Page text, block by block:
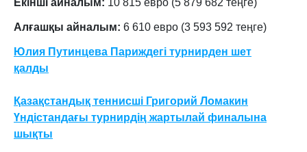
Екінші айналым: 10 815 евро (5 879 682 теңге)
Алғашқы айналым: 6 610 евро (3 593 592 теңге)
Юлия Путинцева Париждегі турнирден шет
қалды
Қазақстандық теннисші Григорий Ломакин
Үндістандағы турнирдің жартылай финалына
шықты